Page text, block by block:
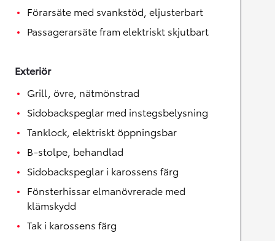
Förarsäte med svankstöd, eljusterbart
Passagerarsäte fram elektriskt skjutbart
Exteriör
Grill, övre, nätmönstrad
Sidobackspeglar med instegsbelysning
Tanklock, elektriskt öppningsbar
B-stolpe, behandlad
Sidobackspeglar i karossens färg
Fönsterhissar elmanövrerade med
klämskydd
Tak i karossens färg